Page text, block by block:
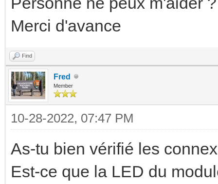
Merci d'avance
Find
Fred
Member
10-28-2022, 07:47 PM
As-tu bien vérifié les
Est-ce que la LED du